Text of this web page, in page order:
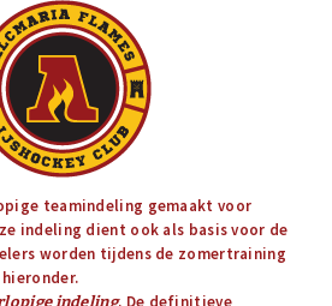
teamindeling gemaakt voor
indeling dient ook als basis voor de
worden tijdens de zomertraining
indeling